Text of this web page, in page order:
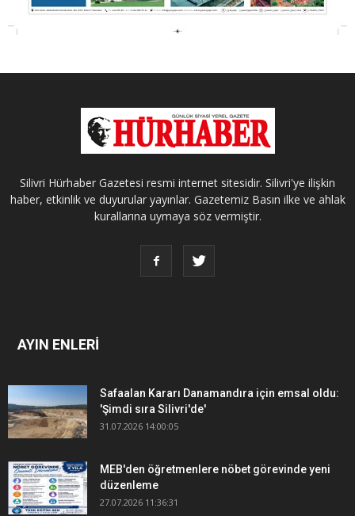
Silivri Hürhaber Gazetesi resmi internet sitesidir. Silivri'ye ilişkin
haber, etkinlik ve duyurular yayınlar. Gazetemiz Basın ilke ve ahlak
kurallarına uymaya söz vermiştir.
AYIN ENLERİ
Safaalan Kararı Danamandıra için emsal oldu:
'Şimdi sıra Silivri'de'
31.07.2026 14:00:05
MEB'den öğretmenlere nöbet görevinde yeni
düzenleme
27.07.2026 11:36:31